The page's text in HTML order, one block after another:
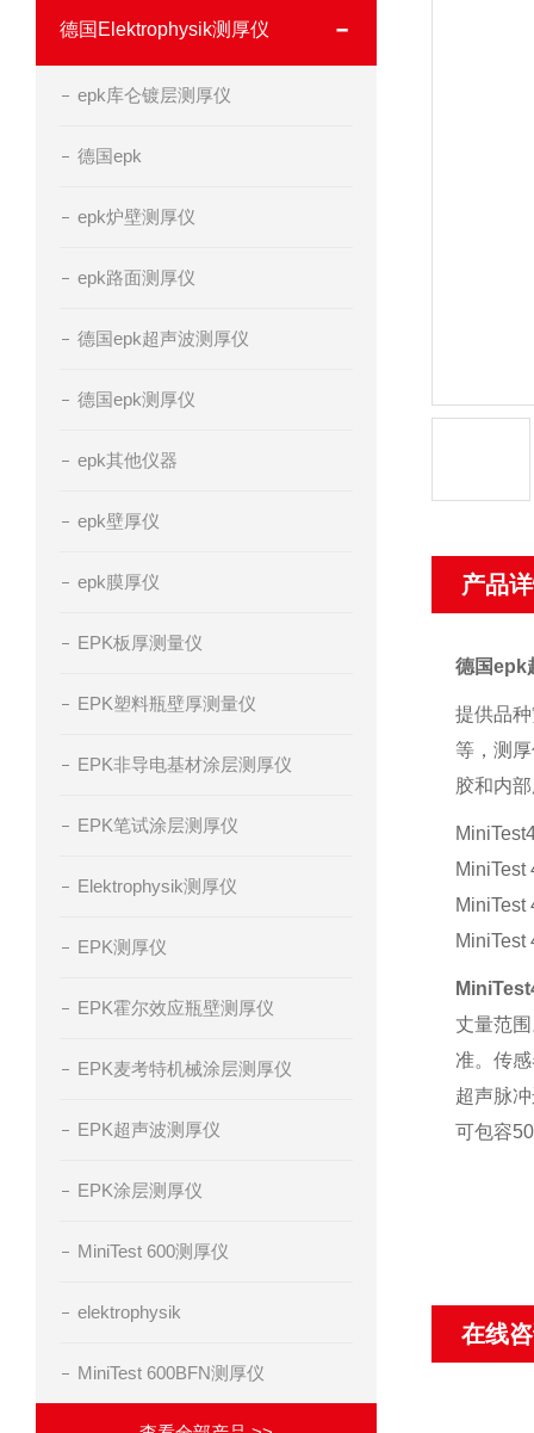
德国Elektrophysik测厚仪
epk库仑镀层测厚仪
德国epk
epk炉壁测厚仪
epk路面测厚仪
德国epk超声波测厚仪
德国epk测厚仪
epk其他仪器
epk壁厚仪
epk膜厚仪
EPK板厚测量仪
EPK塑料瓶壁厚测量仪
EPK非导电基材涂层测厚仪
EPK笔试涂层测厚仪
Elektrophysik测厚仪
EPK测厚仪
EPK霍尔效应瓶壁测厚仪
EPK麦考特机械涂层测厚仪
EPK超声波测厚仪
EPK涂层测厚仪
MiniTest 600测厚仪
elektrophysik
MiniTest 600BFN测厚仪
产品
德国epk
提供品
等，测
胶和内
MiniTest
MiniTest
MiniTest
丈量范
准。传
超声脉
可包容
在线